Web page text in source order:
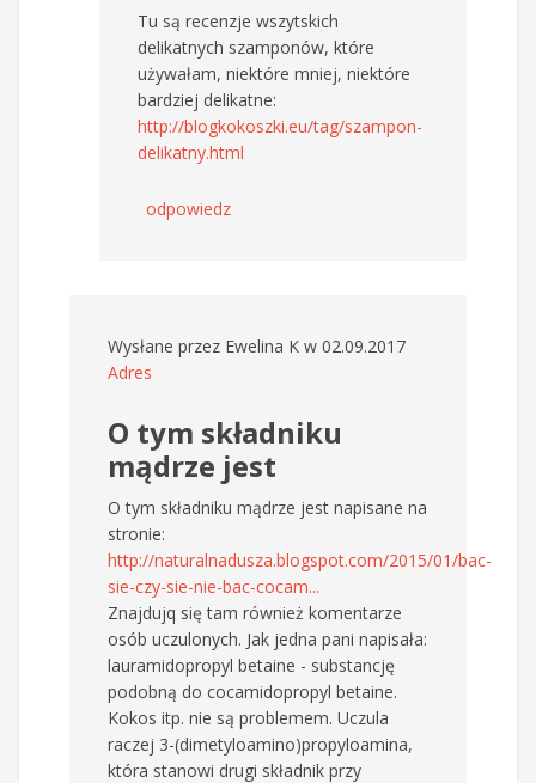
Tu są recenzje wszytskich
delikatnych szamponów, które
używałam, niektóre mniej, niektóre
bardziej delikatne:
http://blogkokoszki.eu/tag/szampon-
delikatny.html
odpowiedz
Wysłane przez Ewelina K w 02.09.2017
Adres
O tym składniku
mądrze jest
O tym składniku mądrze jest napisane na
stronie:
http://naturalnadusza.blogspot.com/2015/01/bac-
sie-czy-sie-nie-bac-cocam...
Znajdujq się tam również komentarze
osób uczulonych. Jak jedna pani napisała:
lauramidopropyl betaine - substancję
podobną do cocamidopropyl betaine.
Kokos itp. nie są problemem. Uczula
raczej 3-(dimetyloamino)propyloamina,
która stanowi drugi składnik przy